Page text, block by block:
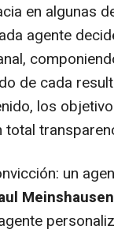
en algunas
agente
de cada
los
un